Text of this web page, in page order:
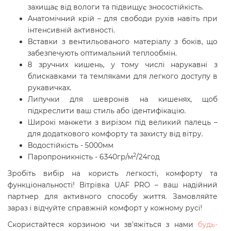
захищає від вологи та підвищує зносостійкість.
Анатомічний крій – для свободи рухів навіть при
інтенсивній активності.
Вставки з вентильованого матеріалу з боків, що
забезпечують оптимальний теплообмін.
8 зручних кишень, у тому числі нарукавні з
блискавками та темляками для легкого доступу в
рукавичках.
Липучки для шевронів на кишенях, щоб
підкреслити ваш стиль або ідентифікацію.
Широкі манжети з вирізом під великий палець –
для додаткового комфорту та захисту від вітру.
Водостійкість - 5000мм
Паропроникність - 6340гр/м2/24год
Зробіть вибір на користь легкості, комфорту та
функціональності! Вітрівка UAF PRO – ваш надійний
партнер для активного способу життя. Замовляйте
зараз і відчуйте справжній комфорт у кожному русі!
Скористайтеся корзиною чи зв'яжіться з нами будь-